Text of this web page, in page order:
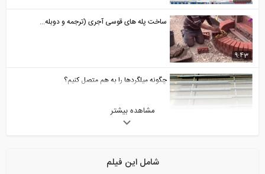
9:43
ساخت پله های قوسی آجری (ترجمه و دوبله...
چگونه میلگردها را به هم متصل کنیم؟
مشاهده بیشتر
شامل این فیلم